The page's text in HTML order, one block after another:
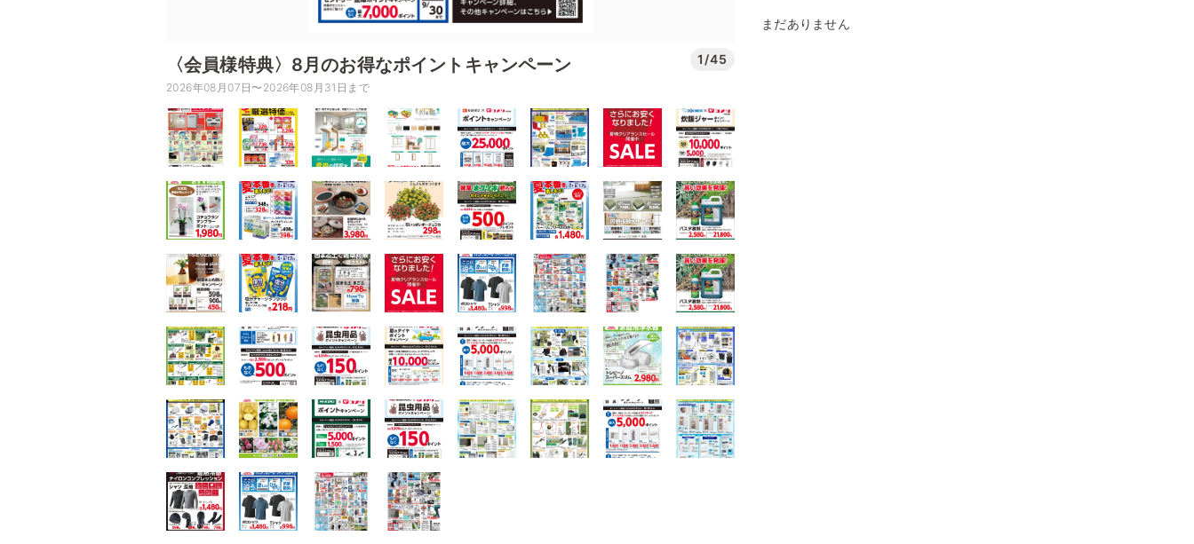
〈会員様特典〉8月のお得なポイントキャンペーン 1/45
2026年08月07日〜2026年08月31日まで
まだありません